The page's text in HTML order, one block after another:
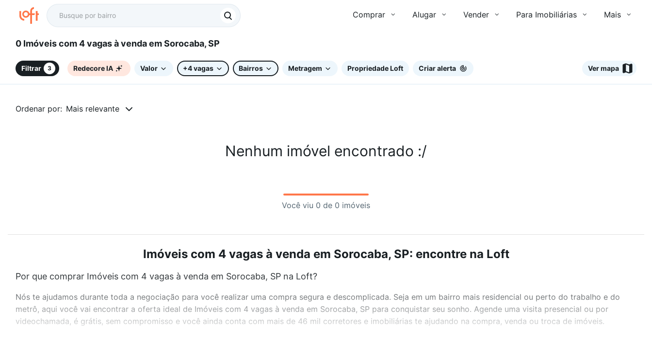
Comprar Alugar Vender Para Imobiliárias Mais
0 Imóveis com 4 vagas à venda em Sorocaba, SP
Filtrar 3 Redecore IA Valor +4 vagas Bairros Metragem Propriedade Loft Criar alerta Ver mapa
Ordenar por: Mais relevante
Nenhum imóvel encontrado :/
Você viu 0 de 0 imóveis
Imóveis com 4 vagas à venda em Sorocaba, SP: encontre na Loft
Por que comprar Imóveis com 4 vagas à venda em Sorocaba, SP na Loft?
Nós te ajudamos durante toda a negociação para você realizar uma compra segura e descomplicada. Seja em um bairro mais residencial ou perto do trabalho e do
metrô, aqui você vai encontrar a oferta ideal de Imóveis com 4 vagas à venda em Sorocaba, SP para conquistar seu sonho. Agende uma visita presencial ou por
videochamada, é grátis, sem compromisso e você ainda conta com mais de 46 mil corretores e imobiliárias te ajudando na compra, venda ou troca de imóveis.